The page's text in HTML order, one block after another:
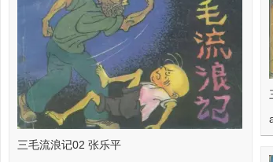
三毛流浪记02 张乐平